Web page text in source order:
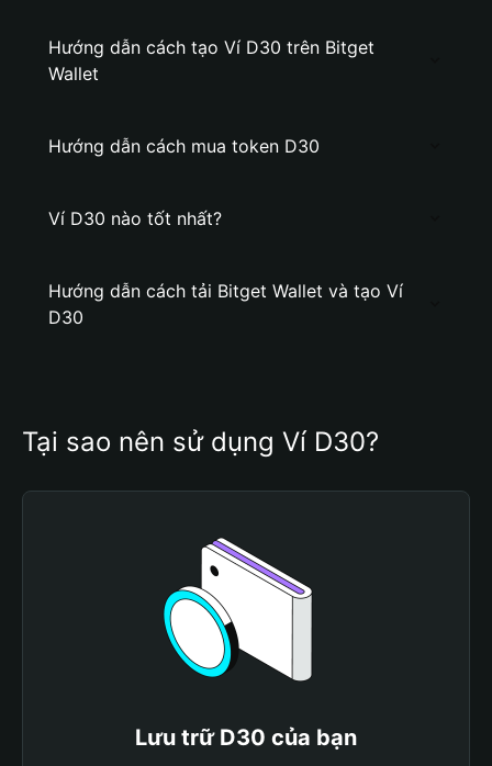
Hướng dẫn cách tạo Ví D30 trên Bitget
Wallet
Hướng dẫn cách mua token D30
Ví D30 nào tốt nhất?
Hướng dẫn cách tải Bitget Wallet và tạo Ví
D30
Tại sao nên sử dụng Ví D30?
Lưu trữ D30 của bạn